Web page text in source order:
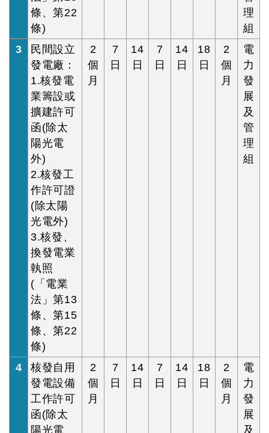
條、第22
條)
理
組
3
民間設立
發電廠：
1.核發電
業籌設或
擴建許可
函(除太
陽光電
外)
2.核發工
作許可證
(除太陽
光電外)
3.核發、
換發電業
執照
(「電業
法」第13
條、第15
條、第22
條)
2
個
月
7
日
14
日
7
日
14
日
18
日
2
個
月
電
力
發
展
及
管
理
組
4
核發自用
發電設備
工作許可
函(除太
陽光電
2
個
月
7
日
14
日
7
日
14
日
18
日
2
個
月
電
力
發
展
及